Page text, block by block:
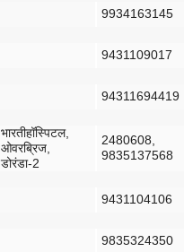
9934163145
9431109017
94311694419
भारतीहॉस्पिटल,
ओवरब्रिज
डोरंडा-2
2480608,
9835137568
9431104106
9835324350